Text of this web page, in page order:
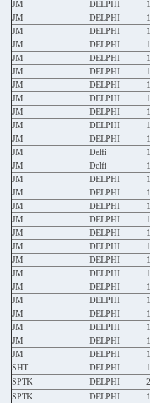
JM DELPHI
JM
DELPHI
JM
DELPHI
JM
DELPHI
JM
DELPHI
JM
DELPHI
JM
DELPHI
JM
DELPHI
JM
DELPHI
JM
DELPHI
JM
DELPHI
JM
Delfi
JM
Delfi
JM
DELPHI
JM
DELPHI
JM
DELPHI
JM
DELPHI
JM
DELPHI
JM
DELPHI
JM
DELPHI
JM
DELPHI
JM
DELPHI
JM
DELPHI
JM
DELPHI
JM
DELPHI
JM
DELPHI
JM
DELPHI
SHT
DELPHI
SPTK
DELPHI
SPTK
DELPHI